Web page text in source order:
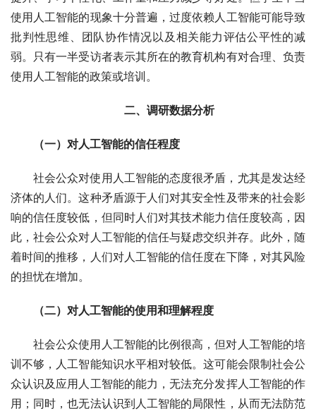
使用人工智能的现象十分普遍，过度依赖人工智能可能导致
批判性思维、团队协作情况以及相关能力评估公平性的减
弱。只有一半受访者表示其所在的教育机构有对合理、负责
使用人工智能的政策或培训。
二、调研数据分析
（一）对人工智能的信任程度
社会公众对使用人工智能的态度很矛盾，尤其是发达经
济体的人们。这种矛盾源于人们对其安全性及带来的社会影
响的信任度较低，但同时人们对其技术能力信任度较高，因
此，社会公众对人工智能的信任与疑虑交织并存。此外，随
着时间的推移，人们对人工智能的信任度在下降，对其风险
的担忧在增加。
（二）对人工智能的使用和理解程度
社会公众使用人工智能的比例很高，但对人工智能的培
训不够，人工智能知识水平相对较低。这可能会限制社会公
众认识及应用人工智能的能力，无法充分发挥人工智能的作
用；同时，也无法认识到人工智能的局限性，从而无法防范